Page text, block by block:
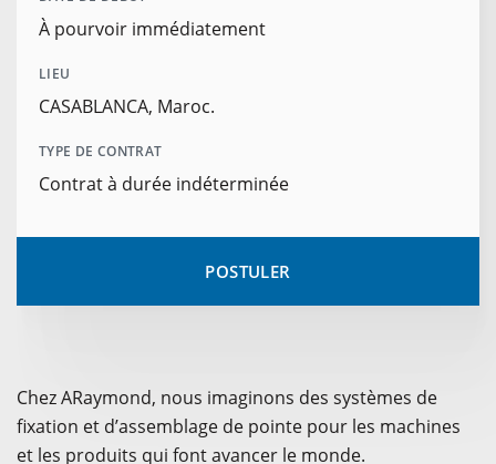
À pourvoir immédiatement
LIEU
CASABLANCA, Maroc.
TYPE DE CONTRAT
Contrat à durée indéterminée
POSTULER
Chez ARaymond, nous imaginons des systèmes de
fixation et d’assemblage de pointe pour les machines
et les produits qui font avancer le monde.